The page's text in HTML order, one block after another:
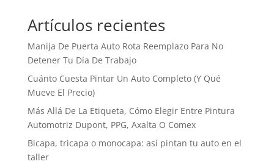
Artículos recientes
Manija De Puerta Auto Rota Reemplazo Para No
Detener Tu Día De Trabajo
Cuánto Cuesta Pintar Un Auto Completo (Y Qué
Mueve El Precio)
Más Allá De La Etiqueta, Cómo Elegir Entre Pintura
Automotriz Dupont, PPG, Axalta O Comex
Bicapa, tricapa o monocapa: así pintan tu auto en el
taller